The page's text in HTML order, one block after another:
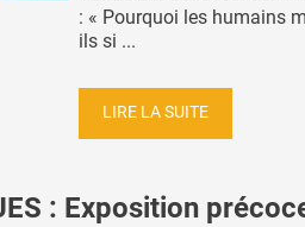
: « Pourquoi les humains
ils si ...
LIRE LA SUITE
: Exposition